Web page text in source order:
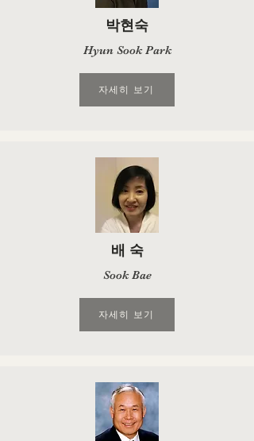
박현숙
Hyun Sook Park
자세히 보기
배 숙
Sook Bae
자세히 보기